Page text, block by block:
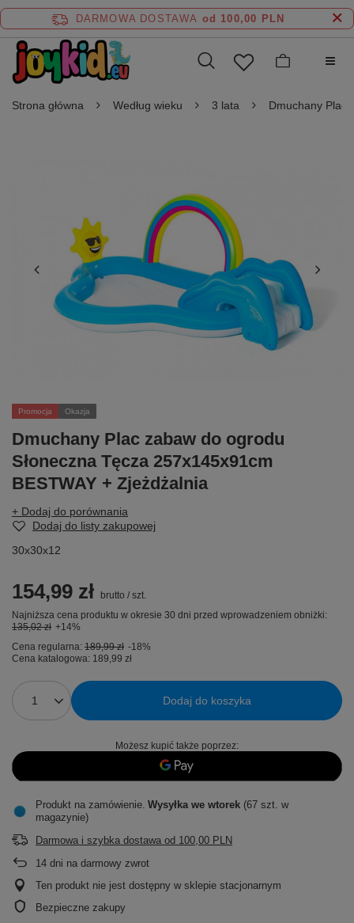
DARMOWA DOSTAWA od 100,00 PLN
Strona główna Według wieku 3 lata Dmuchany Plac
Promocja Okazja
Dmuchany Plac zabaw do ogrodu
Słoneczna Tęcza 257x145x91cm
BESTWAY + Zjeżdżalnia
+ Dodaj do porównania
Dodaj do listy zakupowej
30x30x12
154,99 zł brutto / szt.
Najniższa cena produktu w okresie 30 dni przed wprowadzeniem obniżki:
135,02 zł +14%
Cena regularna: 189,99 zł -18%
Cena katalogowa: 189,99 zł
Dodaj do koszyka
Możesz kupić także poprzez:
Produkt na zamówienie Wysyłka we wtorek (67 szt. w
magazynie)
Darmowa i szybka dostawa od 100,00 PLN
14 dni na darmowy zwrot
Ten produkt nie jest dostępny w sklepie stacjonarnym
Bezpieczne zakupy